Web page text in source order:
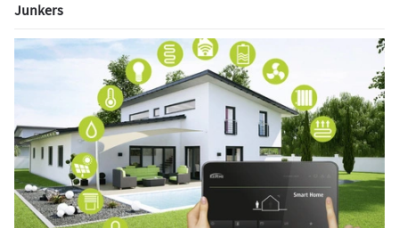
Junkers